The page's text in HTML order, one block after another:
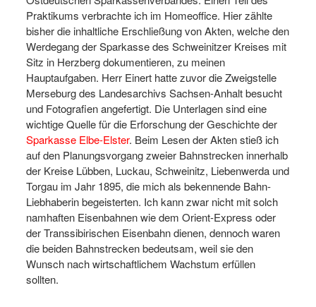
Praktikums verbrachte ich im Homeoffice. Hier zählte
bisher die inhaltliche Erschließung von Akten, welche den
Werdegang der Sparkasse des Schweinitzer Kreises mit
Sitz in Herzberg dokumentieren, zu meinen
Hauptaufgaben. Herr Einert hatte zuvor die Zweigstelle
Merseburg des Landesarchivs Sachsen-Anhalt besucht
und Fotografien angefertigt. Die Unterlagen sind eine
wichtige Quelle für die Erforschung der Geschichte der
Sparkasse Elbe-Elster. Beim Lesen der Akten stieß ich
auf den Planungsvorgang zweier Bahnstrecken innerhalb
der Kreise Lübben, Luckau, Schweinitz, Liebenwerda und
Torgau im Jahr 1895, die mich als bekennende Bahn-
Liebhaberin begeisterten. Ich kann zwar nicht mit solch
namhaften Eisenbahnen wie dem Orient-Express oder
der Transsibirischen Eisenbahn dienen, dennoch waren
die beiden Bahnstrecken bedeutsam, weil sie den
Wunsch nach wirtschaftlichem Wachstum erfüllen
sollten.